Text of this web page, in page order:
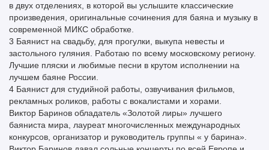
в двух отделениях, в которой вы услышите классические
произведения, оригинальные сочинения для баяна и музыку в
современной МИКС обработке.
3 Баянист на свадьбу, для прогулки, выкупа невесты и
застольного гуляния. Работаю по всему московскому региону.
Лучшие пляски и любимые песни в крутом исполнении на
лучшем баяне России.
4 Баянист для студийной работы, озвучивания фильмов,
рекламных роликов, работы с вокалистами и хорами.
Виктор Баринов обладатель «Золотой лиры» лучшего
баяниста мира, лауреат многочисленных международных
конкурсов, организатор и руководитель группы « у барина».